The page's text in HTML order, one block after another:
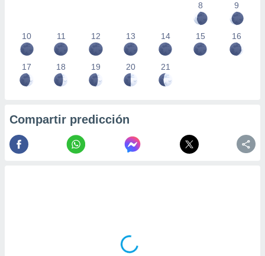
8
9
10 11 12 13 14 15 16
17 18 19 20 21
Compartir predicción